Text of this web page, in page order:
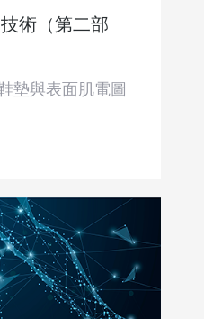
術（第二部
墊與表面肌電圖